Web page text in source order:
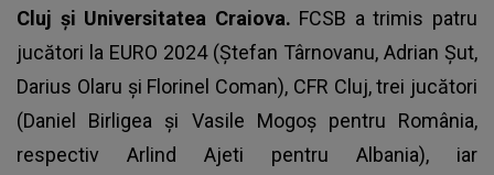
Cluj și Universitatea Craiova. FCSB a trimis patru
jucători la EURO 2024 (Ștefan Târnovanu, Adrian Șut,
Darius Olaru și Florinel Coman), CFR Cluj, trei jucători
(Daniel Birligea și Vasile Mogoș pentru România,
respectiv Arlind Ajeti pentru Albania), iar